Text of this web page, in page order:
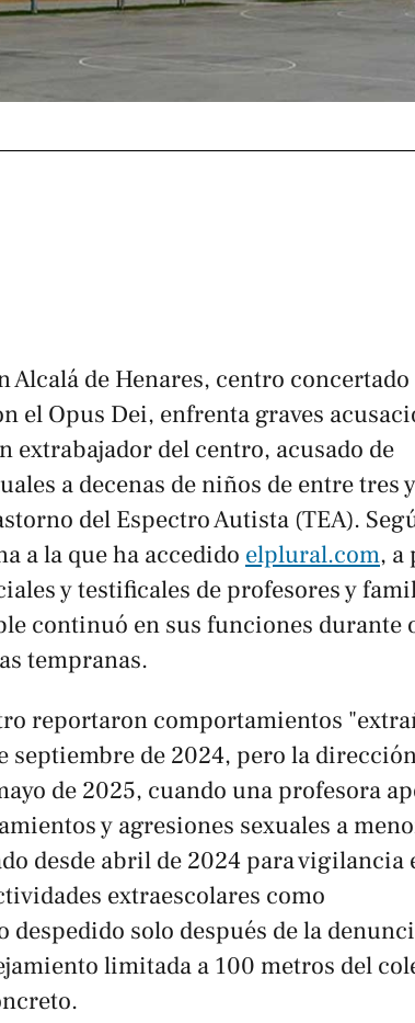
Alcalá de Henares, centro
el Opus Dei, enfrenta graves
extrabajador del centro, acusado de
a decenas de niños de entre tres
del Espectro Autista (TEA).
a la que ha accedido elplural.com, a
y testificales de profesores y
continuó en sus funciones durante
tempranas.​
reportaron comportamientos
septiembre de 2024, pero la
de 2025, cuando una profesora
y agresiones sexuales a
desde abril de 2024 para vigilancia
extraescolares como
despedido solo después de la
limitada a 100 metros del